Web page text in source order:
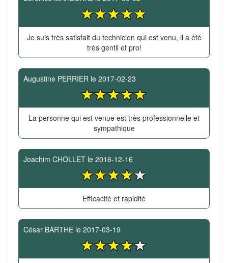
Je suis très satisfait du technicien qui est venu, il a été
très gentil et pro!
Augustine PERRIER le 2017-02-23
La personne qui est venue est très professionnelle et
sympathique
Joachim CHOLLET le 2016-12-16
Efficacité et rapidité
César BARTHE le 2017-03-19